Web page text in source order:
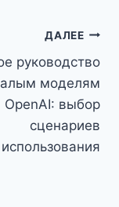
ДАЛЕЕ
руководство
моделям
OpenAI: выбор
сценариев
использования